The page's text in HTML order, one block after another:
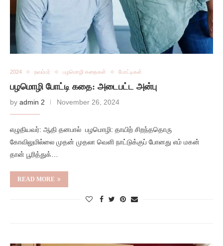
2024 நவம்பர் பழமொழி கதைகள் போட்டிகள்
பழமொழி போட்டி கதை: அடைபட்ட அன்பு
by admin 2 November 26, 2024
எழுதியவர்: ஆதி தனபால் பழமொழி: தாயிற் சிறந்ததொரு
கோவிலுமில்லை முதன் முதலா வெளி நாட்டுக்குப் போனது எம் மகன்
தான் பூரித்துக்…
READ MORE